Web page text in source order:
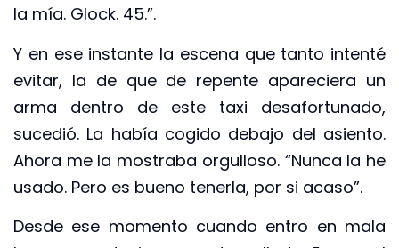
la mía. Glock. 45.”.
Y en ese instante la escena que tanto intenté
evitar, la de que de repente apareciera un
arma dentro de este taxi desafortunado,
sucedió. La había cogido debajo del asiento.
Ahora me la mostraba orgulloso. “Nunca la he
usado. Pero es bueno tenerla, por si acaso”.
Desde ese momento cuando entro en mala